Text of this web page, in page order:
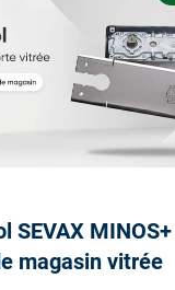
SEVAX
magasin vitrée